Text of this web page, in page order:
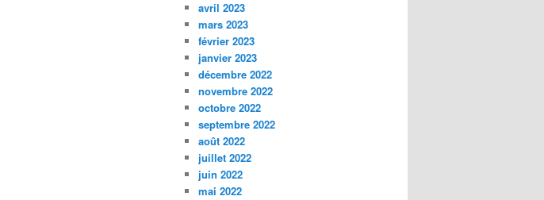
avril 2023
mars 2023
février 2023
janvier 2023
décembre 2022
novembre 2022
octobre 2022
septembre 2022
août 2022
juillet 2022
juin 2022
mai 2022